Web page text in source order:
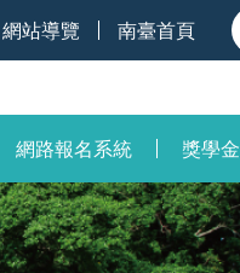
網站導覽 南臺首頁
網路報名系統 獎學金